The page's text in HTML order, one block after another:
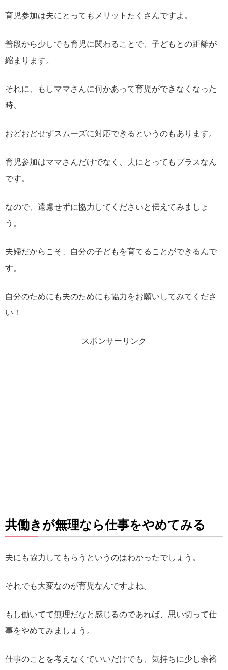
育児参加は夫にとってもメリットたくさんですよ。
普段から少しでも育児に関わることで、子どもとの距離が
縮まります。
それに、もしママさんに何かあって育児ができなくなった
時、
おどおどせずスムーズに対応できるというのもあります。
育児参加はママさんだけでなく、夫にとってもプラスなん
です。
なので、遠慮せずに協力してくださいと伝えてみましょ
う。
夫婦だからこそ、自分の子どもを育てることができるんで
す。
自分のためにも夫のためにも協力をお願いしてみてくださ
い！
スポンサーリンク
共働きが無理なら仕事をやめてみる
夫にも協力してもらうというのはわかったでしょう。
それでも大変なのが育児なんですよね。
もし働いてて無理だなと感じるのであれば、思い切って仕
事をやめてみましょう。
仕事のことを考えなくていいだけでも、気持ちに少し余裕